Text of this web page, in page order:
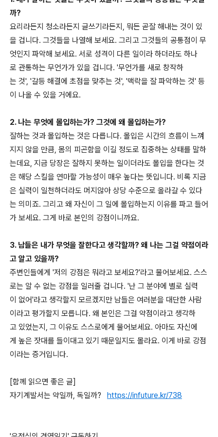
까?
요리라든지 청소라든지 글쓰기라든지, 뭐든 곧잘 해내는 것이 있
을 겁니다. 그것들을 나열해 보세요. 그리고 그것들의 공통점이 무
엇인지 파악해 보세요. 서로 성격이 다른 일이라 하더라도 하나
로 관통하는 무언가가 있을 겁니다. '무언가를 새로 창작하
는 것', '갈등 해결에 초점을 맞추는 것', '맥락을 잘 파악하는 것' 등
이 나올 수 있을 거에요.
2. 나는 무엇에 몰입하는가? 그것에 왜 몰입하는가?
잘하는 것과 몰입하는 것은 다릅니다. 몰입은 시간의 흐름이 느껴
지지 않을 만큼, 몸의 피곤함을 이길 정도로 집중하는 상태를 말하
는데요, 지금 당장은 잘하지 못하는 일이더라도 몰입을 한다는 것
은 해당 스킬을 연마할 가능성이 매우 높다는 뜻입니다. 비록 지금
은 실력이 일천하더라도 머지않아 상당 수준으로 올라갈 수 있다
는 의미죠. 그리고 왜 자신이 그 일에 몰입하는지 이유를 파고 들어
가 보세요. 그게 바로 본인의 강점이니까요.
3. 남들은 내가 무엇을 잘한다고 생각할까? 왜 나는 그걸 약점이라
고 알고 있을까?
주변인들에게 '저의 강점은 뭐라고 보세요?'라고 물어보세요. 스스
로는 알 수 없는 강점을 일러줄 겁니다. '난 그 분야에 별로 실력
이 없어'라고 생각할지 모르겠지만 남들은 여러분을 대단한 사람
이라고 평가할지 모릅니다. 왜 본인은 그걸 약점이라고 생각하
고 있었는지, 그 이유도 스스로에게 물어보세요. 아마도 자신에
게 높은 잣대를 들이대고 있기 때문일지도 몰라요. 이게 바로 강점
이라는 증거입니다.
[함께 읽으면 좋은 글]
자기계발서는 약일까, 독일까? https://infuture.kr/738